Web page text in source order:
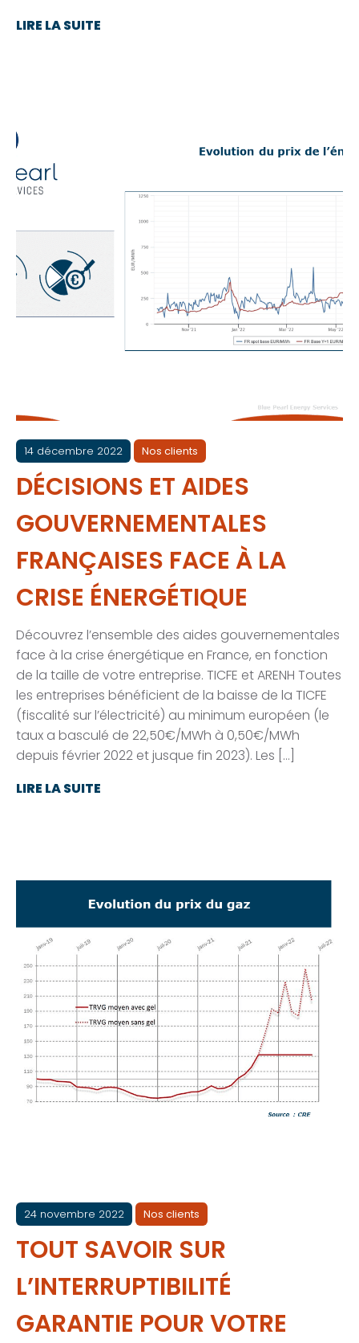
LIRE LA SUITE
14 décembre 2022 Nos clients
DÉCISIONS ET AIDES
GOUVERNEMENTALES
FRANÇAISES FACE À LA
CRISE ÉNERGÉTIQUE
Découvrez l’ensemble des aides gouvernementales
face à la crise énergétique en France, en fonction
de la taille de votre entreprise. TICFE et ARENH Toutes
les entreprises bénéficient de la baisse de la TICFE
(fiscalité sur l’électricité) au minimum européen (le
taux a basculé de 22,50€/MWh à 0,50€/MWh
depuis février 2022 et jusque fin 2023). Les […]
LIRE LA SUITE
24 novembre 2022 Nos clients
TOUT SAVOIR SUR
L’INTERRUPTIBILITÉ
GARANTIE POUR VOTRE